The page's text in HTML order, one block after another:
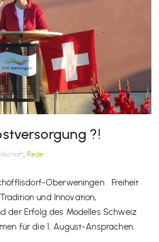
?!
Rede
Oberweningen Freiheit
und Innovation,
der Erfolg des Modelles Schweiz
für die 1. August-Ansprachen.